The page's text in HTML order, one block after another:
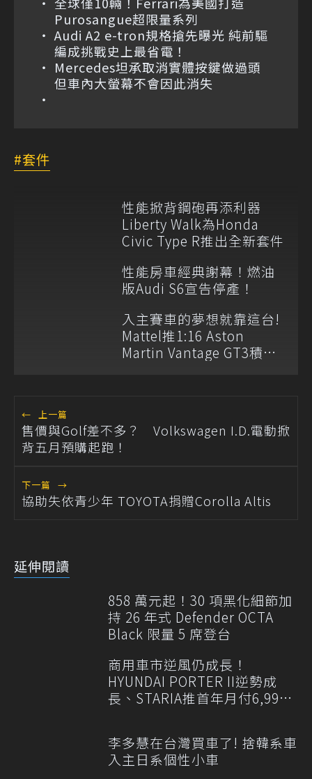
Purosangue超限量系列
Audi A2 e-tron規格搶先曝光 純前驅
編成挑戰史上最省電！
Mercedes坦承取消實體按鍵做過頭
但車內大螢幕不會因此消失
套件
性能掀背鋼砲再添利器
Liberty Walk為Honda
Civic Type R推出全新套件
性能房車經典謝幕！燃油
版Audi S6宣告停產！
入主賽車的夢想就靠這台!
Mattel推1:16 Aston
Martin Vantage GT3積木
← 上一篇
售價與Golf差不多？ Volkswagen I.D.電動掀
背五月預購起跑！
下一篇 →
協助失依青少年 TOYOTA捐贈Corolla Altis
延伸閱讀
858 萬元起！30 項黑化細節加
持 26 年式 Defender OCTA
Black 限量 5 席登台
商用車市逆風仍成長！
HYUNDAI PORTER II逆勢成
長、STARIA推首年月付6,999
李多慧在台灣買車了! 捨韓系車
入主日系個性小車